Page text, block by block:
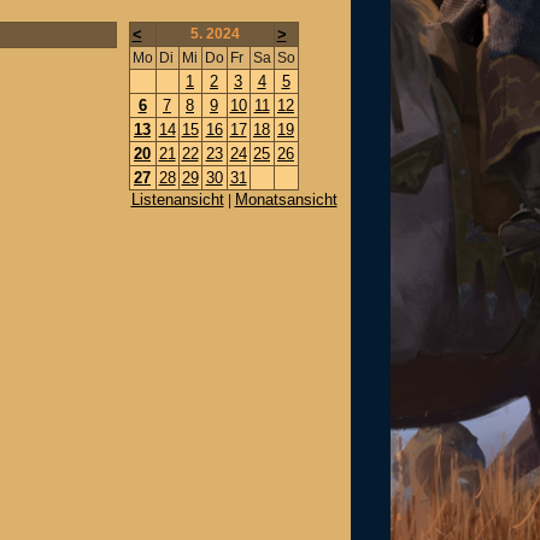
< 5. 2024 >
Mo Di Mi Do Fr Sa So
1 2 3 4
5
6
7 8 9 10 11 12
13 14 15 16 17 18 19
20 21 22 23 24 25 26
27 28 29 30 31
Listenansicht| Monatsansicht